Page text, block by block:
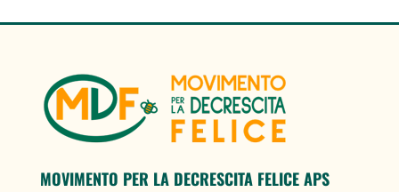
MOVIMENTO PER LA DECRESCITA FELICE APS